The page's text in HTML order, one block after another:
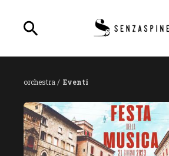
orchestra / Eventi